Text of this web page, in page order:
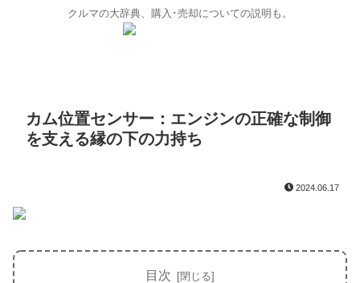
クルマの大辞典、購入･売却についての説明も。
カム位置センサー：エンジンの正確な制御
を支える縁の下の力持ち
2024.06.17
目次